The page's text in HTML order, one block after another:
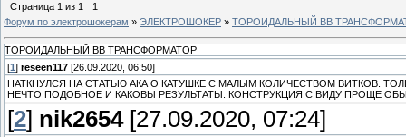
Страница 1 из 1
1
Форум по электрошокерам » ЭЛЕКТРОШОКЕР » ТОРОИДАЛЬНЫЙ ВВ
ТОРОИДАЛЬНЫЙ ВВ ТРАНСФОРМАТОР
[1 ] reseen117 [26.09.2020, 06:50]
НАТКНУЛСЯ НА СТАТЬЮ АКА О КАТУШКЕ С МАЛЫМ КОЛИЧЕСТВОМ ВИТКОВ.
НЕЧТО ПОДОБНОЕ И КАКОВЫ РЕЗУЛЬТАТЫ. КОНСТРУКЦИЯ С ВИДУ ПРОЩЕ
[2] nik2654[27.09.2020, 07:24]